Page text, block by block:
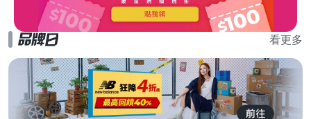
看更多